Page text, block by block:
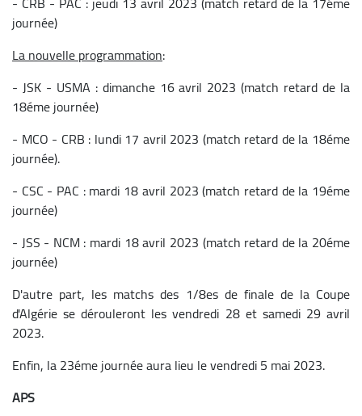
journée)
La nouvelle programmation:
- JSK - USMA : dimanche 16 avril 2023 (match retard de la
18éme journée)
- MCO - CRB : lundi 17 avril 2023 (match retard de la 18éme
journée).
- CSC - PAC : mardi 18 avril 2023 (match retard de la 19éme
journée)
- JSS - NCM : mardi 18 avril 2023 (match retard de la 20éme
journée)
D'autre part, les matchs des 1/8es de finale de la Coupe
d'Algérie se dérouleront les vendredi 28 et samedi 29 avril
2023.
Enfin, la 23éme journée aura lieu le vendredi 5 mai 2023.
APS